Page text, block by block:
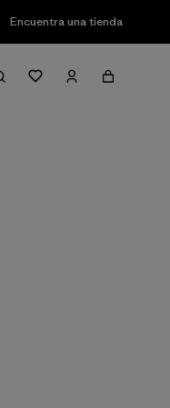
Encuentra una tienda
& Sort